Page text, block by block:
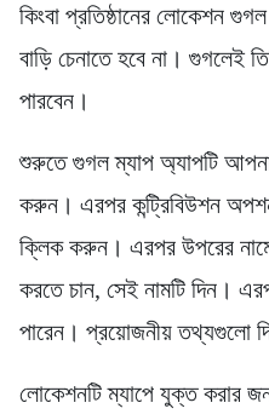
কিংবা প্রতিষ্ঠানের লোকেশন
বাড়ি চেনাতে হবে না। গুগলেই
পারবেন।
শুরুতে গুগল ম্যাপ অ্যাপটি
করুন। এরপর কন্ট্রিবিউশন
ক্লিক করুন। এরপর উপরের
করতে চান, সেই নামটি দিন।
পারেন। প্রয়োজনীয় তথ্যগুলো
লোকেশনটি ম্যাপে যুক্ত করার